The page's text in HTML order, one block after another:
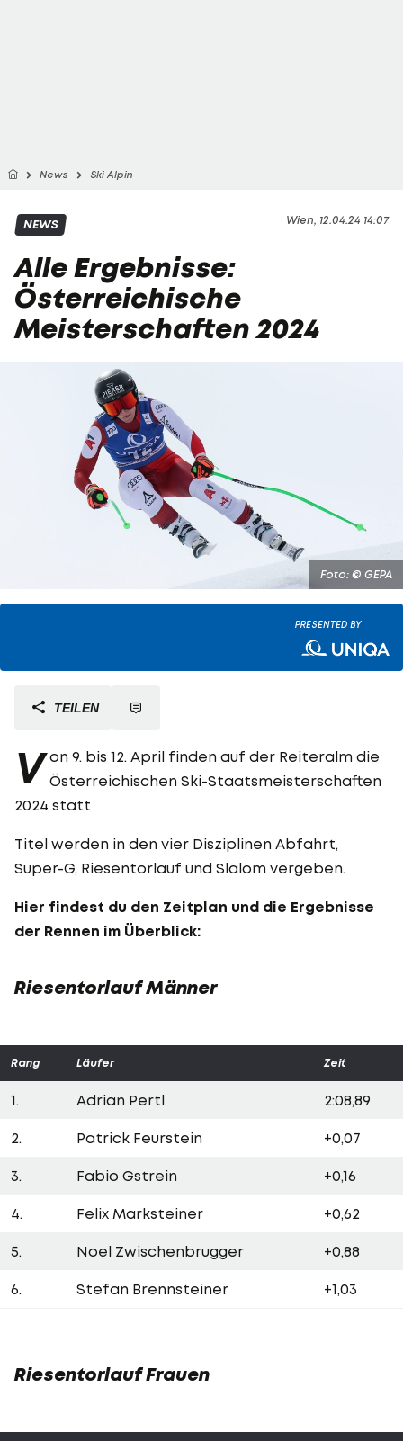
News Ski Alpin
Wien, 12.04.24 14:07
NEWS
Alle Ergebnisse:
Österreichische
Meisterschaften 2024
Foto: © GEPA
PRESENTED BY
TEILEN
V on 9. bis 12. April finden auf der Reiteralm die
Österreichischen Ski-Staatsmeisterschaften
2024 statt
Titel werden in den vier Disziplinen Abfahrt,
Super-G, Riesentorlauf und Slalom vergeben.
Hier findest du den Zeitplan und die Ergebnisse
der Rennen im Überblick:
Riesentorlauf Männer
Rang Läufer Zeit
1. Adrian Pertl 2:08,89
2. Patrick Feurstein +0,07
3. Fabio Gstrein +0,16
4. Felix Marksteiner +0,62
5. Noel Zwischenbrugger +0,88
6. Stefan Brennsteiner +1,03
Riesentorlauf Frauen